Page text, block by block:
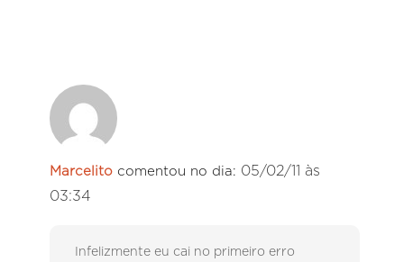
Marcelito comentou no dia: 05/02/11 às
03:34
Infelizmente eu cai no primeiro erro